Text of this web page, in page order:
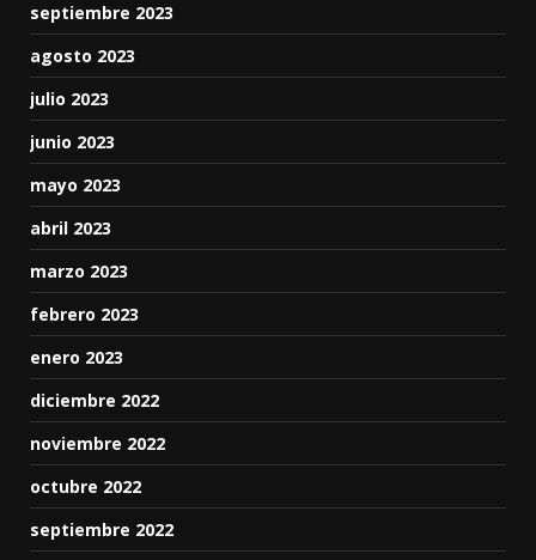
septiembre 2023
agosto 2023
julio 2023
junio 2023
mayo 2023
abril 2023
marzo 2023
febrero 2023
enero 2023
diciembre 2022
noviembre 2022
octubre 2022
septiembre 2022